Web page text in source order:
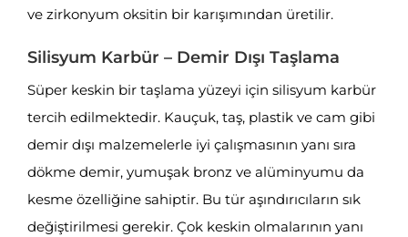
ve zirkonyum oksitin bir karışımından üretilir.
Silisyum Karbür – Demir Dışı Taşlama
Süper keskin bir taşlama yüzeyi için silisyum karbür
tercih edilmektedir. Kauçuk, taş, plastik ve cam gibi
demir dışı malzemelerle iyi çalışmasının yanı sıra
dökme demir, yumuşak bronz ve alüminyumu da
kesme özelliğine sahiptir. Bu tür aşındırıcıların sık
değiştirilmesi gerekir. Çok keskin olmalarının yanı